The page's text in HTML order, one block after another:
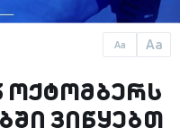
Aa Aa
ოქტომბერს
ვიწყებთ